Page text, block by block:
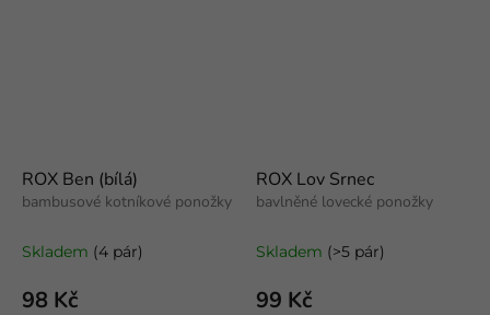
ROX Ben (bílá)
bambusové kotníkové ponožky
Skladem (4 pár)
98 Kč
ROX Lov Srnec
bavlněné lovecké ponožky
Skladem (>5 pár)
99 Kč